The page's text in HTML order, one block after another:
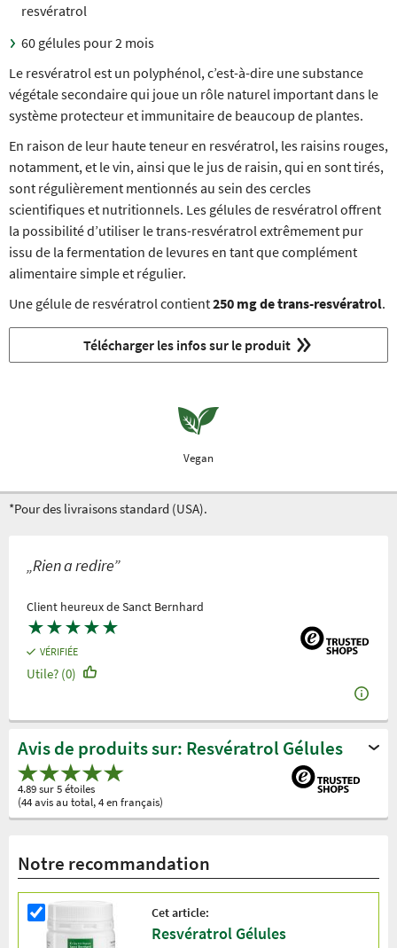
resvératrol
60 gélules pour 2 mois
Le resvératrol est un polyphénol, c’est-à-dire une substance
végétale secondaire qui joue un rôle naturel important dans le
système protecteur et immunitaire de beaucoup de plantes.
En raison de leur haute teneur en resvératrol, les raisins rouges,
notamment, et le vin, ainsi que le jus de raisin, qui en sont tirés,
sont régulièrement mentionnés au sein des cercles
scientifiques et nutritionnels. Les gélules de resvératrol offrent
la possibilité d’utiliser le trans-resvératrol extrêmement pur
issu de la fermentation de levures en tant que complément
alimentaire simple et régulier.
Une gélule de resvératrol contient250 mg de trans-resvératrol.
Télécharger les infos sur le produit
Vegan
*Pour des livraisons standard (USA).
„Rien a redire”
Client heureux de Sanct Bernhard
★★★★★
VÉRIFIÉE
Utile? (0)
Avis de produits sur: Resvératrol Gélules
4.89 sur 5 étoiles
(44 avis au total, 4 en français)
Notre recommandation
Cet article:
Resvératrol Gélules